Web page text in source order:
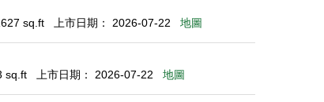
sq.ft 上市日期： 2026-07-22 地圖
sq.ft 上市日期： 2026-07-22 地圖